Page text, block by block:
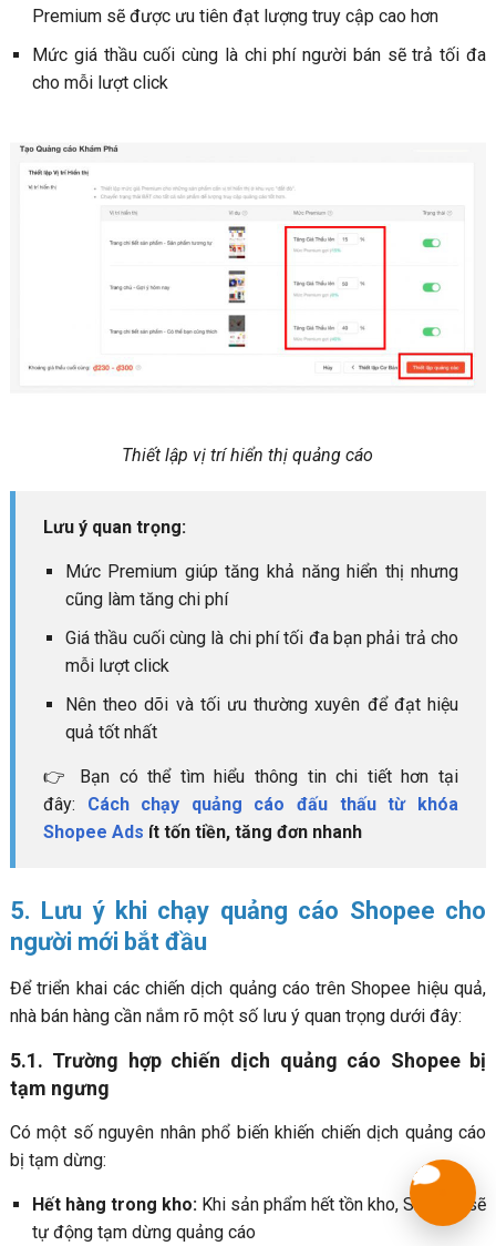
Premium sẽ được ưu tiên đạt lượng truy cập cao hơn
Mức giá thầu cuối cùng là chi phí người bán sẽ trả tối đa
cho mỗi lượt click
Thiết lập vị trí hiển thị quảng cáo
Lưu ý quan trọng:
Mức Premium giúp tăng khả năng hiển thị nhưng
cũng làm tăng chi phí
Giá thầu cuối cùng là chi phí tối đa bạn phải trả cho
mỗi lượt click
Nên theo dõi và tối ưu thường xuyên để đạt hiệu
quả tốt nhất
👉 Bạn có thể tìm hiểu thông tin chi tiết hơn tại
đây: Cách chạy quảng cáo đấu thấu từ khóa
Shopee Ads ít tốn tiền, tăng đơn nhanh
5. Lưu ý khi chạy quảng cáo Shopee cho
người mới bắt đầu
Để triển khai các chiến dịch quảng cáo trên Shopee hiệu quả,
nhà bán hàng cần nắm rõ một số lưu ý quan trọng dưới đây:
5.1. Trường hợp chiến dịch quảng cáo Shopee bị
tạm ngưng
Có một số nguyên nhân phổ biến khiến chiến dịch quảng cáo
bị tạm dừng:
Hết hàng trong kho:Khi sản phẩm hết tồn kho, Shopee sẽ
tự động tạm dừng quảng cáo